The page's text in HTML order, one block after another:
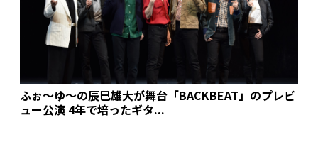
ふぉ～ゆ～の辰巳雄大が舞台「BACKBEAT」のプレビ
ュー公演 4年で培ったギタ...